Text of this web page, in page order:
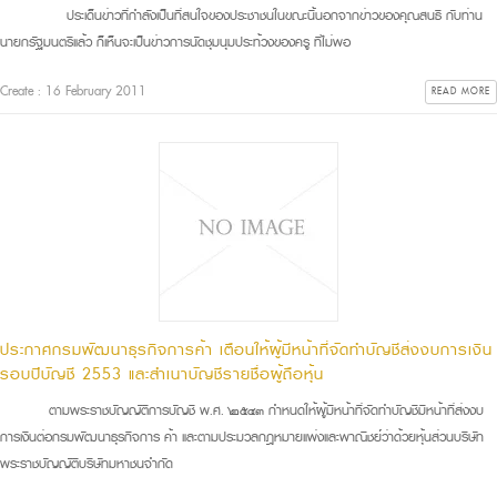
ประเด็นข่าวที่กำลังเป็นที่สนใจของประชาชนในขณะนี้นอกจากข่าวของคุณสนธิ กับท่าน
นายกรัฐมนตรีแล้ว ก็เห็นจะเป็นข่าวการนัดชุมนุมประท้วงของครู ที่ไม่พอ
Create : 16 February 2011 READ MORE
ประกาศกรมพัฒนาธุรกิจการค้า เตือนให้ผู้มีหน้าที่จัดทำบัญชีส่งงบการเงิน
รอบปีบัญชี 2553 และสำเนาบัญชีรายชื่อผู้ถือหุ้น
ตามพระราชบัญญัติการบัญชี พ.ศ. ๒๕๔๓ กำหนดให้ผู้มีหน้าที่จัดทำบัญชีมีหน้าที่ส่งงบ
การเงินต่อกรมพัฒนาธุรกิจการ ค้า และตามประมวลกฎหมายแพ่งและพาณิชย์ว่าด้วยหุ้นส่วนบริษัท
พระราชบัญญัติบริษัทมหาชนจำกัด